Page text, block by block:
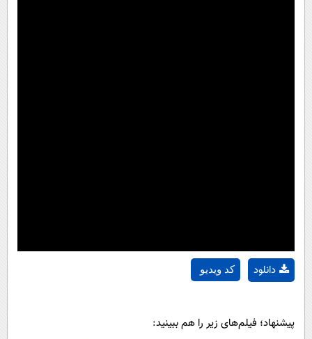
کد ویدیو دانلود
پیشنهاد؛ فیلم‌های زیر را هم ببینید: